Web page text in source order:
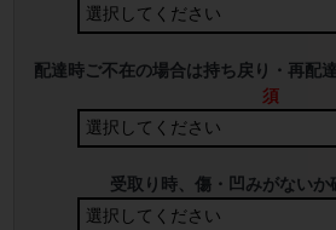
配達時ご不在の場合は持ち戻り・再配
須
受取り時、傷・凹みがないか